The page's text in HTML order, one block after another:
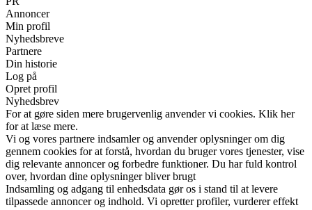
Annoncer
Min profil
Nyhedsbreve
Partnere
Din historie
Log på
Opret profil
Nyhedsbrev
For at gøre siden mere brugervenlig anvender vi cookies. Klik her
for at læse mere.
Vi og vores partnere indsamler og anvender oplysninger om dig
gennem cookies for at forstå, hvordan du bruger vores tjenester, vise
dig relevante annoncer og forbedre funktioner. Du har fuld kontrol
over, hvordan dine oplysninger bliver brugt
Indsamling og adgang til enhedsdata gør os i stand til at levere
tilpassede annoncer og indhold. Vi opretter profiler, vurderer effekt